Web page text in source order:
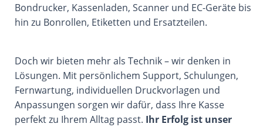
Bondrucker, Kassenladen, Scanner und EC-Geräte bis
hin zu Bonrollen, Etiketten und Ersatzteilen.
Doch wir bieten mehr als Technik – wir denken in
Lösungen. Mit persönlichem Support, Schulungen,
Fernwartung, individuellen Druckvorlagen und
Anpassungen sorgen wir dafür, dass Ihre Kasse
perfekt zu Ihrem Alltag passt. Ihr Erfolg ist unser